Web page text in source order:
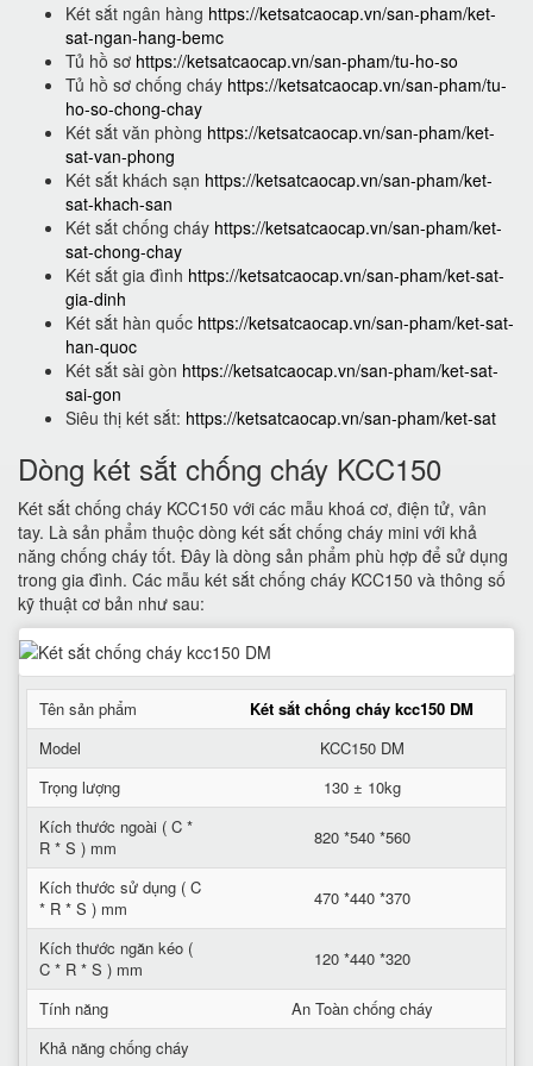
Két sắt ngân hàng https://ketsatcaocap.vn/san-pham/ket-
sat-ngan-hang-bemc
Tủ hồ sơ https://ketsatcaocap.vn/san-pham/tu-ho-so
Tủ hồ sơ chống cháy https://ketsatcaocap.vn/san-pham/tu-
ho-so-chong-chay
Két sắt văn phòng https://ketsatcaocap.vn/san-pham/ket-
sat-van-phong
Két sắt khách sạn https://ketsatcaocap.vn/san-pham/ket-
sat-khach-san
Két sắt chống cháy https://ketsatcaocap.vn/san-pham/ket-
sat-chong-chay
Két sắt gia đình https://ketsatcaocap.vn/san-pham/ket-sat-
gia-dinh
Két sắt hàn quốc https://ketsatcaocap.vn/san-pham/ket-sat-
han-quoc
Két sắt sài gòn https://ketsatcaocap.vn/san-pham/ket-sat-
sai-gon
Siêu thị két sắt: https://ketsatcaocap.vn/san-pham/ket-sat
Dòng két sắt chống cháy KCC150
Két sắt chống cháy KCC150 với các mẫu khoá cơ, điện tử, vân
tay. Là sản phẩm thuộc dòng két sắt chống cháy mini với khả
năng chống cháy tốt. Đây là dòng sản phẩm phù hợp để sử dụng
trong gia đình. Các mẫu két sắt chống cháy KCC150 và thông số
kỹ thuật cơ bản như sau:
Tên sản phẩm
Két sắt chống cháy kcc150 DM
Model
KCC150 DM
Trọng lượng
130 ± 10kg
Kích thước ngoài ( C *
R * S ) mm
820 *540 *560
Kích thước sử dụng ( C
* R * S ) mm
470 *440 *370
Kích thước ngăn kéo (
C * R * S ) mm
120 *440 *320
Tính năng
An Toàn chống cháy
Khả năng chống cháy